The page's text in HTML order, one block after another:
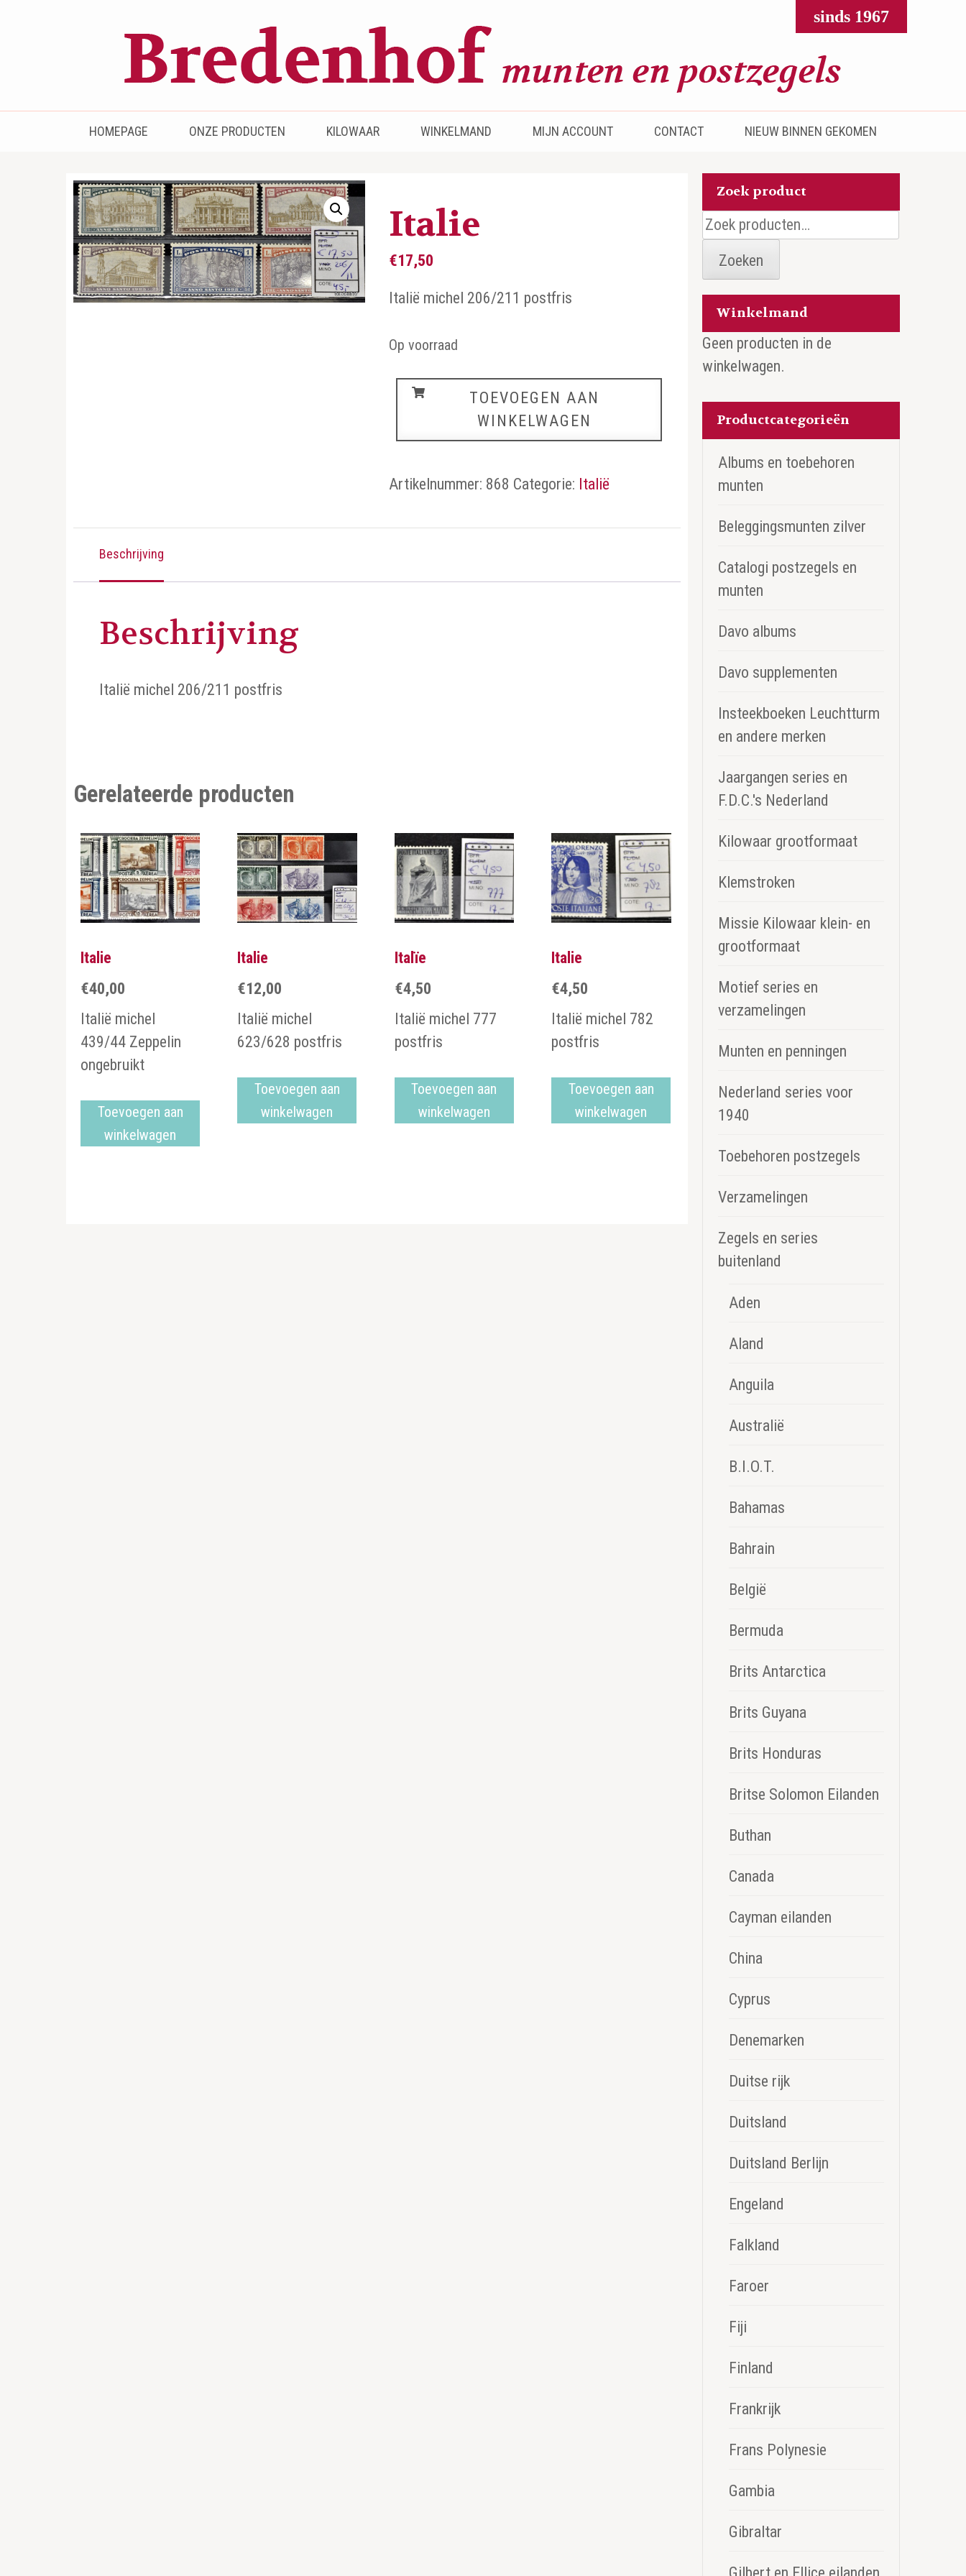
sinds 1967
Bredenhof
Postzegels en munten
HOMEPAGE ONZE PRODUCTEN KILOWAAR WINKELMAND MIJN ACCOUNT CONTACT NIEUW BINNEN GEKOMEN
Italie
€17,50
Italië michel 206/211 postfris
Op voorraad
Italie
TOEVOEGEN AAN
WINKELWAGEN
Artikelnummer: 868 Categorie: Italië
Beschrijving
Beschrijving
Italië michel 206/211 postfris
Gerelateerde producten
Italie
€40,00
Italië michel
439/44 Zeppelin
ongebruikt
Toevoegen aan
winkelwagen
Italie
€12,00
Italië michel
623/628 postfris
Toevoegen aan
winkelwagen
Italïe
€4,50
Italië michel 777
postfris
Toevoegen aan
winkelwagen
Italie
€4,50
Italië michel 782
postfris
Toevoegen aan
winkelwagen
Zoek product
Zoeken
naar:
Zoeken
Winkelmand
Geen producten in de
winkelwagen.
Productcategorieën
Albums en toebehoren
munten
Beleggingsmunten zilver
Catalogi postzegels en
munten
Davo albums
Davo supplementen
Insteekboeken Leuchtturm
en andere merken
Jaargangen series en
F.D.C.'s Nederland
Kilowaar grootformaat
Klemstroken
Missie Kilowaar klein- en
grootformaat
Motief series en
verzamelingen
Munten en penningen
Nederland series voor
1940
Toebehoren postzegels
Verzamelingen
Zegels en series
buitenland
Aden
Aland
Anguila
Australië
B.I.O.T.
Bahamas
Bahrain
België
Bermuda
Brits Antarctica
Brits Guyana
Brits Honduras
Britse Solomon Eilanden
Buthan
Canada
Cayman eilanden
China
Cyprus
Denemarken
Duitse rijk
Duitsland
Duitsland Berlijn
Engeland
Falkland
Faroer
Fiji
Finland
Frankrijk
Frans Polynesie
Gambia
Gibraltar